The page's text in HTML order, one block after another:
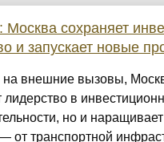
Москва сохраняет
и запускает новые
на внешние вызовы,
лидерство в
но и
от транспортной